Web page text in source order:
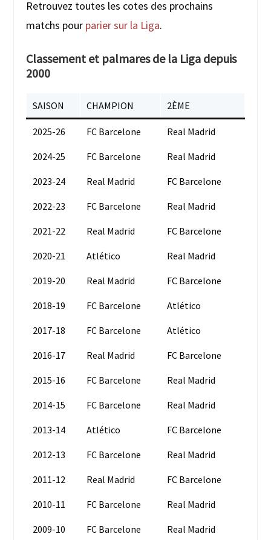
Retrouvez toutes les cotes des prochains
matchs pour parier sur la Liga.
Classement et palmares de la Liga depuis
2000
SAISON CHAMPION 2ÈME
2025-26 FC Barcelone Real Madrid
2024-25 FC Barcelone Real Madrid
2023-24 Real Madrid FC Barcelone
2022-23 FC Barcelone Real Madrid
2021-22 Real Madrid FC Barcelone
2020-21 Atlético Real Madrid
2019-20 Real Madrid FC Barcelone
2018-19 FC Barcelone Atlético
2017-18 FC Barcelone Atlético
2016-17 Real Madrid FC Barcelone
2015-16 FC Barcelone Real Madrid
2014-15 FC Barcelone Real Madrid
2013-14 Atlético FC Barcelone
2012-13 FC Barcelone Real Madrid
2011-12 Real Madrid FC Barcelone
2010-11 FC Barcelone Real Madrid
2009-10 FC Barcelone Real Madrid